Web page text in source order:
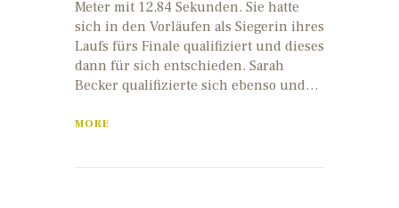
Meter mit 12,84 Sekunden. Sie hatte
sich in den Vorläufen als Siegerin ihres
Laufs fürs Finale qualifiziert und dieses
dann für sich entschieden. Sarah
Becker qualifizierte sich ebenso und…
MORE